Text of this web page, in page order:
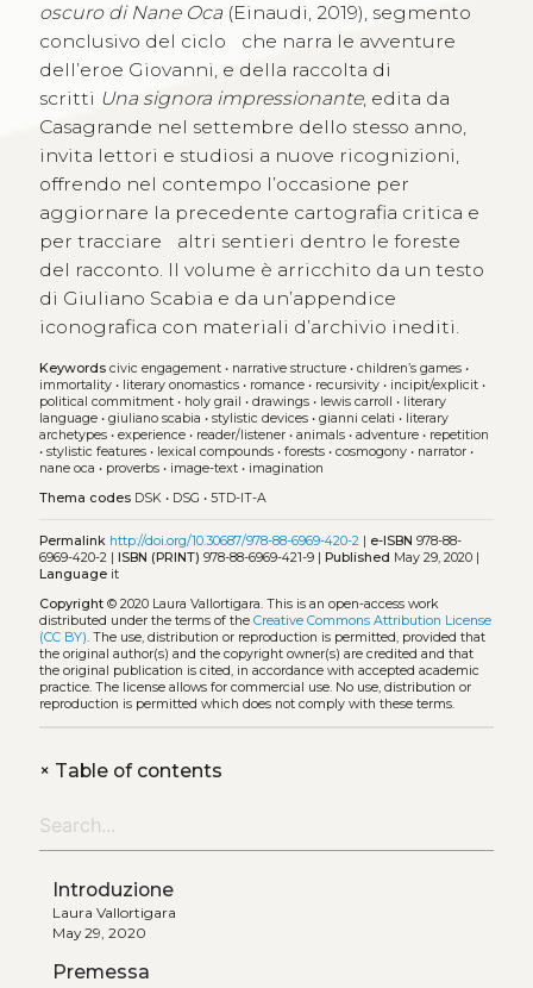
oscuro di Nane Oca(Einaudi, 2019), segmento
conclusivo del ciclo che narra le avventure
dell’eroe Giovanni, e della raccolta di
scritti Una signora impressionante, edita da
Casagrande nel settembre dello stesso anno,
invita lettori e studiosi a nuove ricognizioni,
offrendo nel contempo l’occasione per
aggiornare la precedente cartografia critica e
per tracciare altri sentieri dentro le foreste
del racconto. Il volume è arricchito da un testo
di Giuliano Scabia e da un’appendice
iconografica con materiali d’archivio inediti.
Keywords civic engagement• narrative structure• children’s games•
immortality• literary onomastics• romance• recursivity• incipit/explicit•
political commitment• holy grail • drawings• lewis carroll • literary
language• giuliano scabia • stylistic devices• gianni celati • literary
archetypes• experience• reader/listener• animals• adventure• repetition
• stylistic features• lexical compounds• forests• cosmogony• narrator•
nane oca • proverbs• image-text• imagination
Thema codes DSK • DSG • 5TD-IT-A
Permalink http://doi.org/10.30687/978-88-6969-420-2| e-ISBN 978-88-
6969-420-2 | ISBN (PRINT) 978-88-6969-421-9 | Published May 29, 2020 |
Languageit
Copyright© 2020 Laura Vallortigara. This is an open-access work
distributed under the terms of the Creative Commons Attribution License
(CC BY). The use, distribution or reproduction is permitted, provided that
the original author(s) and the copyright owner(s) are credited and that
the original publication is cited, in accordance with accepted academic
practice. The license allows for commercial use. No use, distribution or
reproduction is permitted which does not comply with these terms.
+Table of contents
Introduzione
Laura Vallortigara
May 29, 2020
Premessa